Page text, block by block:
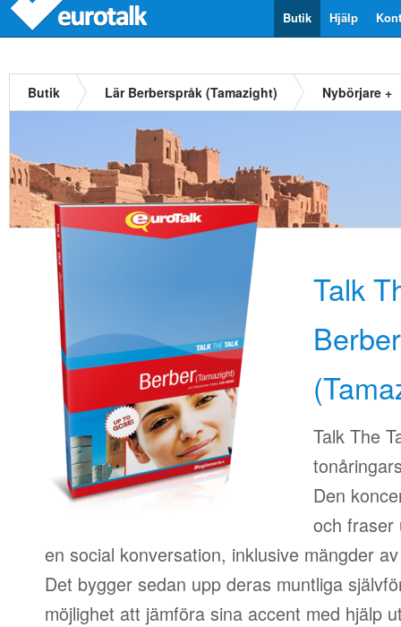
Hjälp
Butik
Butik Lär Berberspråk (Tamazight) Nybörjare +
Talk
Talk The
Den
och fraser
en social konversation, inklusive mängder
Det bygger sedan upp deras muntliga
möjlighet att jämföra sina accent med hjälp